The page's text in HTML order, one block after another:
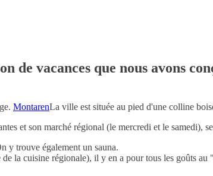
vacances que nous avons
MontarenLa ville est située au pied d'une colline
et son marché régional (le mercredi et le samedi),
y trouve également un sauna.
la cuisine régionale), il y en a pour tous les goûts